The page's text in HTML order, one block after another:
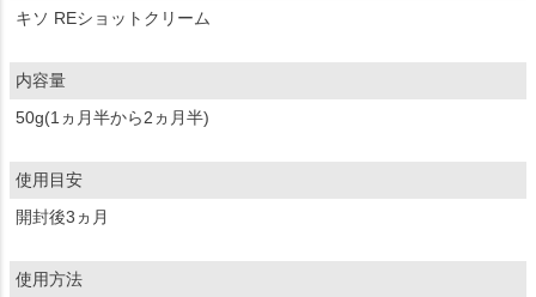
キソ REショットクリーム
内容量
50g(1ヵ月半から2ヵ月半)
使用目安
開封後3ヵ月
使用方法